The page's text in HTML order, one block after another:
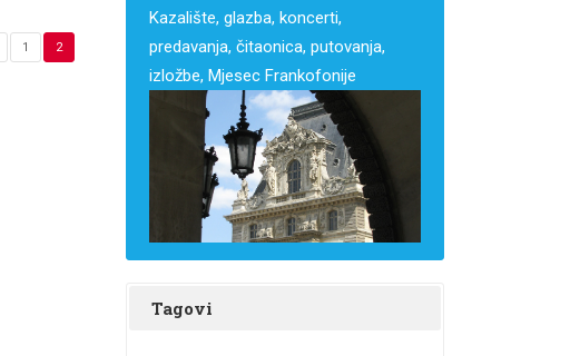
1 2
Kazalište, glazba, koncerti,
predavanja, čitaonica, putovanja,
izložbe, Mjesec Frankofonije
Tagovi